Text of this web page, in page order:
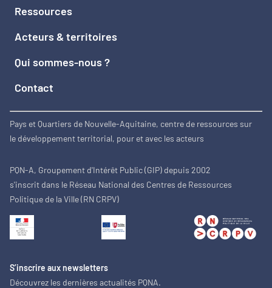
Ressources
Acteurs & territoires
Qui sommes-nous ?
Contact
Pays et Quartiers de Nouvelle-Aquitaine, centre de ressources sur
le développement territorial, pour et avec les acteurs
PQN-A, Groupement d'Intérêt Public (GIP) depuis 2002
s'inscrit dans le Réseau National des Centres de Ressources
Politique de la Ville (RN CRPV)
S’inscrire aux newsletters
Découvrez les dernières actualités PQNA.